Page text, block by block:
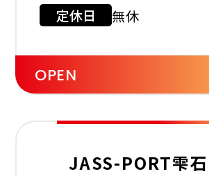
セルフ 洗車機
定休日
無休
OPEN
JASS-PORT雫